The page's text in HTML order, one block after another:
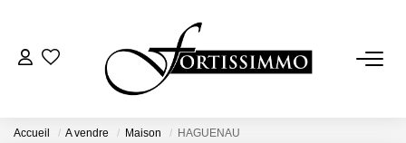
Tous Nos Biens
Accueil A vendre Maison HAGUENAU